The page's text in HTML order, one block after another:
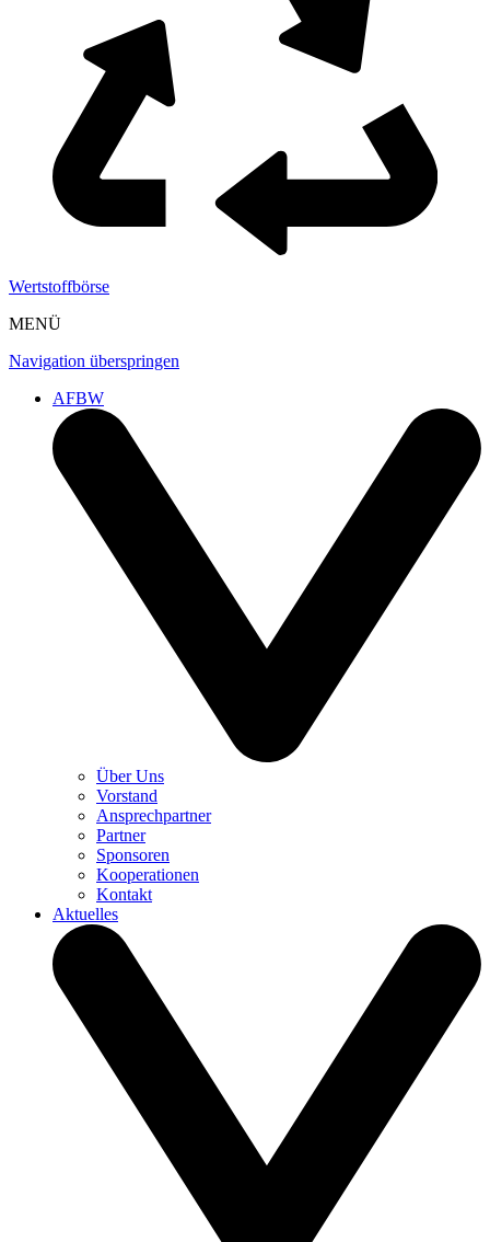
Wertstoffbörse
MENÜ
Navigation überspringen
AFBW
Über Uns
Vorstand
Ansprechpartner
Partner
Sponsoren
Kooperationen
Kontakt
Aktuelles